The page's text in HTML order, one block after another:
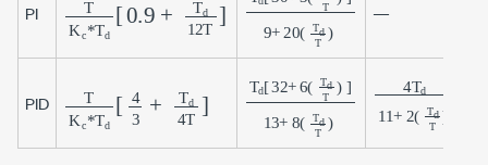
PI TKc*Td[ 0.9+Td 12T]
Td[30+3(T dT
—
PID TKc*Td [4 3+T T]
Td[32+6(T T)]13+
4Td11+